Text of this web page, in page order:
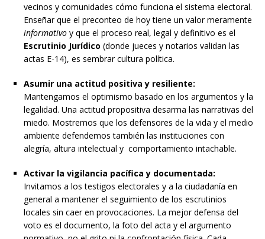
vecinos y comunidades cómo funciona el sistema electoral.
Enseñar que el preconteo de hoy tiene un valor meramente
informativo y que el proceso real, legal y definitivo es el
Escrutinio Jurídico (donde jueces y notarios validan las
actas E-14), es sembrar cultura política.
Asumir una actitud positiva y resiliente:
Mantengamos el optimismo basado en los argumentos y la
legalidad. Una actitud propositiva desarma las narrativas del
miedo. Mostremos que los defensores de la vida y el medio
ambiente defendemos también las instituciones con
alegría, altura intelectual y comportamiento intachable.
Activar la vigilancia pacífica y documentada:
Invitamos a los testigos electorales y a la ciudadanía en
general a mantener el seguimiento de los escrutinios
locales sin caer en provocaciones. La mejor defensa del
voto es el documento, la foto del acta y el argumento